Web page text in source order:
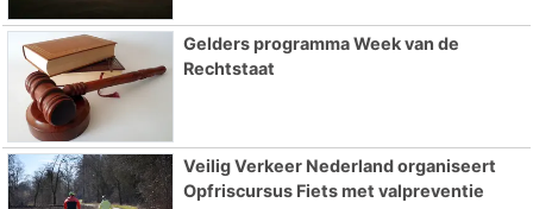
Gelders programma Week van de
Rechtstaat
Veilig Verkeer Nederland organiseert
Opfriscursus Fiets met valpreventie